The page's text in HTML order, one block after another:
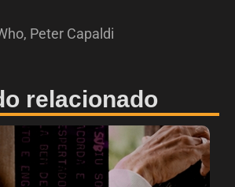
, Peter Capaldi
relacionado